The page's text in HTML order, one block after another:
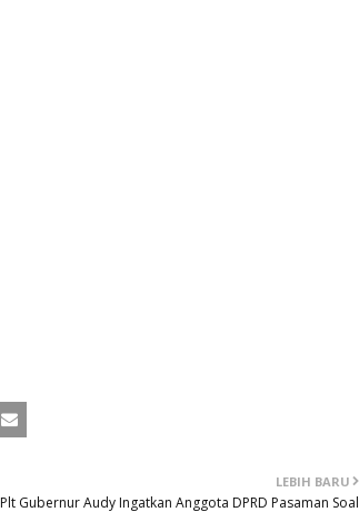
LEBIH BARU
Plt Gubernur Audy Ingatkan Anggota DPRD Pasaman Soal